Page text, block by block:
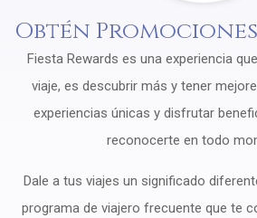
Obtén
Fiesta Rewards es una experiencia
viaje, es descubrir más y tener
experiencias únicas y disfrutar
reconocerte en todo
Dale a tus viajes un significado
programa de viajero frecuente que te